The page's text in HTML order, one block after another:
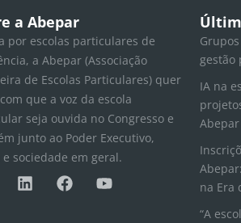
a Abepar
por escolas particulares de
a Abepar (Associação
de Escolas Particulares) quer
que a voz da escola
seja ouvida no Congresso e
junto ao Poder Executivo,
sociedade em geral.
L
i
F
a
Y
o
gestão
IA na
na Era
“A